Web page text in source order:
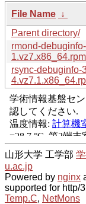
File Name ↓
Parent directory/
rmond-
1.vz7.x86_64.rpm
rsync-debuginfo-
山形大学 工学部
u.ac.jp
Powered by nginx
supported for http/
Temp.C, NetMons